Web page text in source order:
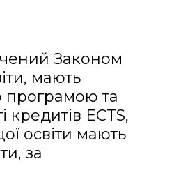
Законом
мають
програмою та
кредитів ECTS,
освіти мають
за